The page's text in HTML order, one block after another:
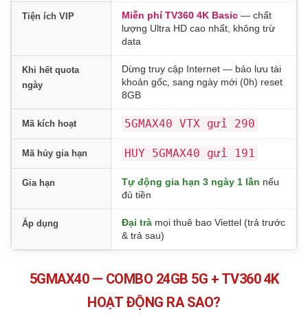
Tiện ích VIP Miễn phí TV360 4K Basic — chất
lượng Ultra HD cao nhất, không trừ
data
Khi hết quota
ngày
Dừng truy cập Internet — bảo lưu tài
khoản gốc, sang ngày mới (0h) reset
8GB
Mã kích hoạt 5GMAX40 VTX gửi 290
Mã hủy gia hạn HUY 5GMAX40 gửi 191
Gia hạn Tự động gia hạn 3 ngày 1 lần nếu
đủ tiền
Áp dụng Đại trà mọi thuê bao Viettel (trả trước
& trả sau)
5GMAX40 — COMBO 24GB 5G + TV360 4K
HOẠT ĐỘNG RA SAO?